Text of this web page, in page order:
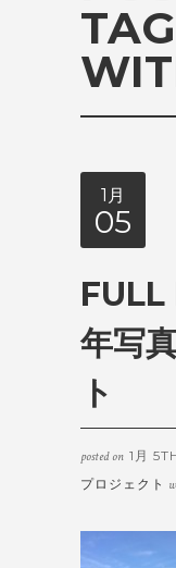
1月
05
FULL
年写
ト
posted on 1月
プロジェクト